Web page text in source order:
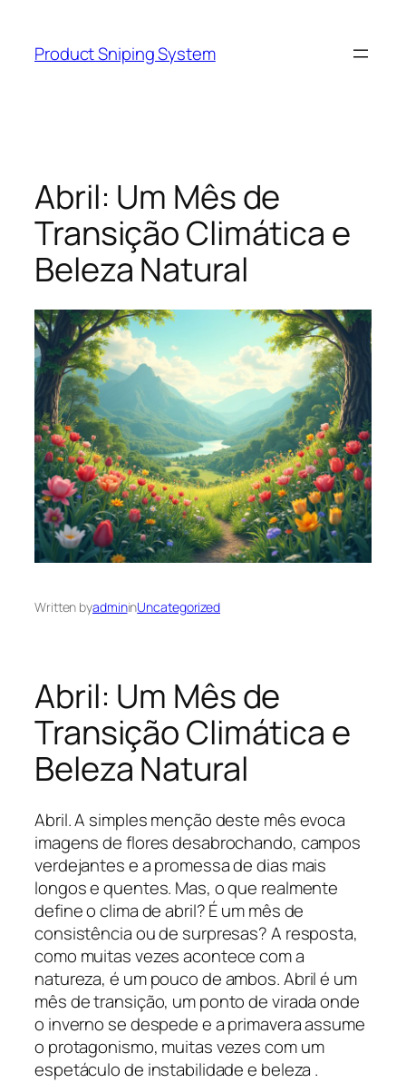
content
Product Sniping System
Abril: Um Mês de
Transição Climática e
Beleza Natural
Written byadmininUncategorized
Abril: Um Mês de
Transição Climática e
Beleza Natural
Abril. A simples menção deste mês evoca
imagens de flores desabrochando, campos
verdejantes e a promessa de dias mais
longos e quentes. Mas, o que realmente
define o clima de abril? É um mês de
consistência ou de surpresas? A resposta,
como muitas vezes acontece com a
natureza, é um pouco de ambos. Abril é um
mês de transição, um ponto de virada onde
o inverno se despede e a primavera assume
o protagonismo, muitas vezes com um
espetáculo de instabilidade e beleza .